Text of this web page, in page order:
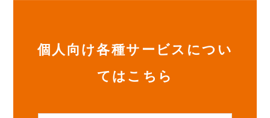
個人向け各種サービスについ
てはこちら